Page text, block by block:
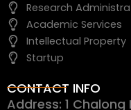
b
o
o
k
u
b
e
e
d
i
Research
Academic Services
Intellectual Property
Startup
CONTACT INFO
Address: 1 Chalong